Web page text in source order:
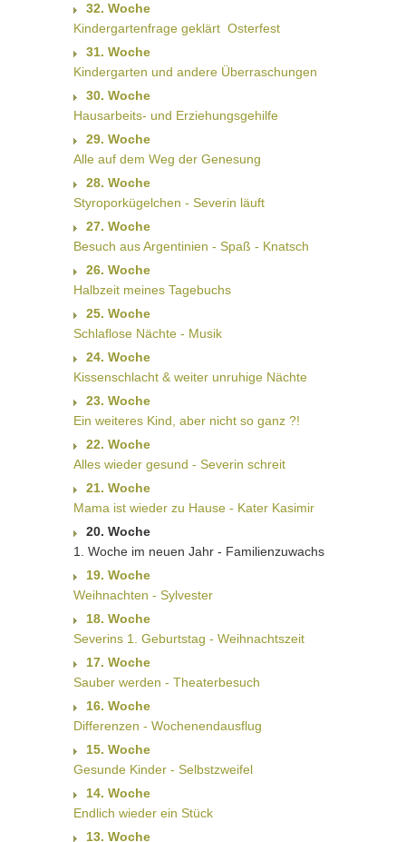
32. Woche
Kindergartenfrage geklärt  Osterfest
31. Woche
Kindergarten und andere Überraschungen
30. Woche
Hausarbeits- und Erziehungsgehilfe
29. Woche
Alle auf dem Weg der Genesung
28. Woche
Styroporkügelchen - Severin läuft
27. Woche
Besuch aus Argentinien - Spaß - Knatsch
26. Woche
Halbzeit meines Tagebuchs
25. Woche
Schlaflose Nächte - Musik
24. Woche
Kissenschlacht & weiter unruhige Nächte
23. Woche
Ein weiteres Kind, aber nicht so ganz ?!
22. Woche
Alles wieder gesund - Severin schreit
21. Woche
Mama ist wieder zu Hause - Kater Kasimir
20. Woche
1. Woche im neuen Jahr - Familienzuwachs
19. Woche
Weihnachten - Sylvester
18. Woche
Severins 1. Geburtstag - Weihnachtszeit
17. Woche
Sauber werden - Theaterbesuch
16. Woche
Differenzen - Wochenendausflug
15. Woche
Gesunde Kinder - Selbstzweifel
14. Woche
Endlich wieder ein Stück
13. Woche